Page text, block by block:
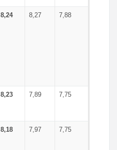
8,24 8,27 7,88
8,23 7,89 7,75
8,18 7,97 7,75